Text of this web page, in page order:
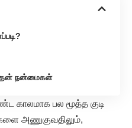
நன்மைகள்
காலமாக பல மூத்த குடி
அணுகுவதிலும்,